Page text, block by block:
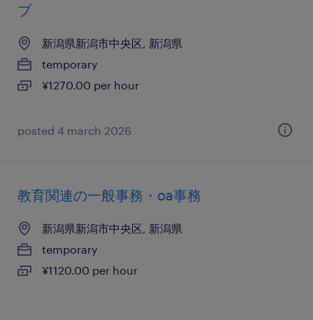
ブ
新潟県新潟市中央区, 新潟県
temporary
¥1270.00 per hour
posted 4 march 2026
教育関連の一般事務・oa事務
新潟県新潟市中央区, 新潟県
temporary
¥1120.00 per hour